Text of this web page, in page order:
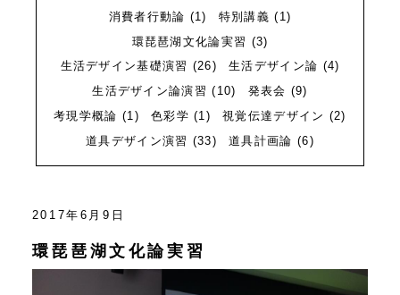
消費者行動論 (1) 特別講義 (1)
環琵琶湖文化論実習 (3)
生活デザイン基礎演習 (26) 生活デザイン論 (4)
生活デザイン論演習 (10) 発表会 (9)
考現学概論 (1) 色彩学 (1) 視覚伝達デザイン (2)
道具デザイン演習 (33) 道具計画論 (6)
2017年6月9日
環琵琶湖文化論実習